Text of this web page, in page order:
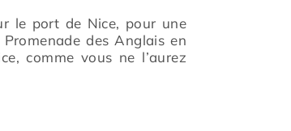
le port de Nice, pour une
des Anglais en
comme vous ne l’aurez